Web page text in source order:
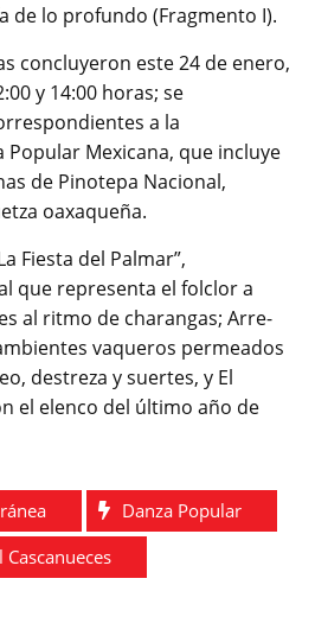
de lo profundo (Fragmento I).
concluyeron este 24 de enero,
y 14:00 horas; se
a la
Popular Mexicana, que incluye
de Pinotepa Nacional,
oaxaqueña.
Fiesta del Palmar”,
que representa el folclor a
al ritmo de charangas; Arre-
vaqueros permeados
destreza y suertes, y El
el elenco del último año de
Danza Popular
Cascanueces